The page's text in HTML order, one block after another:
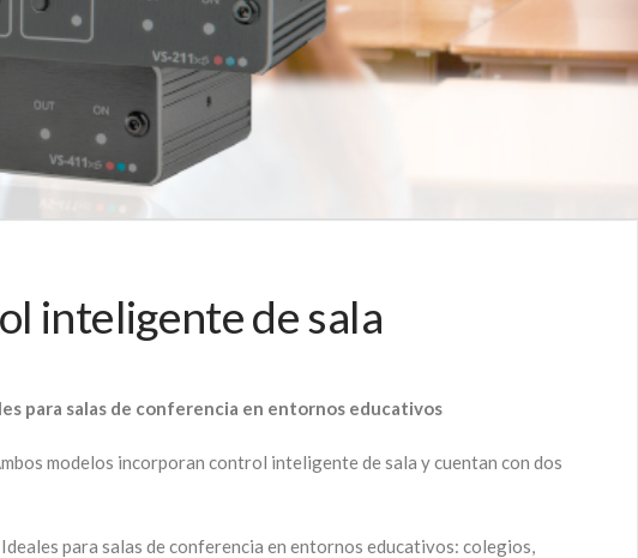
inteligente de sala
para salas de conferencia en entornos educativos
modelos incorporan control inteligente de sala y cuentan con dos
para salas de conferencia en entornos educativos: colegios,